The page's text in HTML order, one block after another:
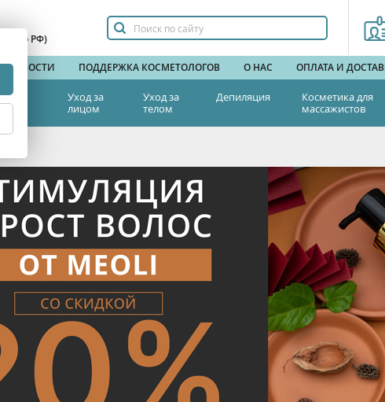
по РФ)
НОВОСТИ ПОДДЕРЖКА КОСМЕТОЛОГОВ О НАС ОПЛАТА И
Уход за
лицом
Уход за
телом
Депиляция
Косметика для
массажистов